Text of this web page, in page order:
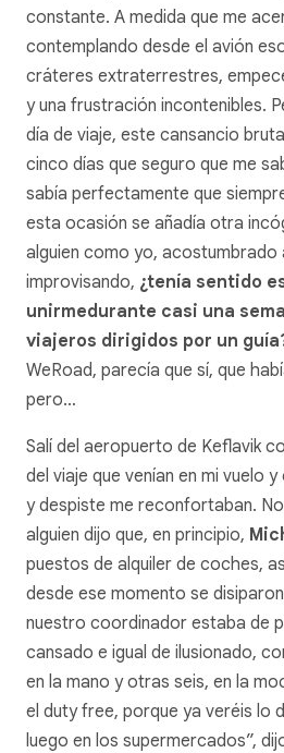
constante. A medida que me
contemplando desde el avión
cráteres extraterrestres,
y una frustración incontenibles.
día de viaje, este cansancio
cinco días que seguro que me
sabía perfectamente que
esta ocasión se añadía otra
alguien como yo, acostumbrado
improvisando, ¿tenía sentido
unirmedurante casi una
viajeros dirigidos por un guía
WeRoad, parecía que sí, que
pero…
Salí del aeropuerto de Keflavik
del viaje que venían en mi vuelo
y despiste me reconfortaban.
alguien dijo que, en principio,
puestos de alquiler de coches,
desde ese momento se
nuestro coordinador estaba de
cansado e igual de ilusionado,
en la mano y otras seis, en la
el duty free, porque ya veréis lo
luego en los supermercados”,